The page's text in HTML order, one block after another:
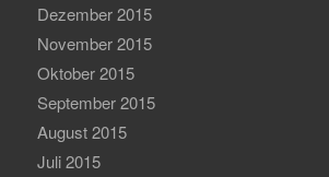
Dezember 2015
November 2015
Oktober 2015
September 2015
August 2015
Juli 2015